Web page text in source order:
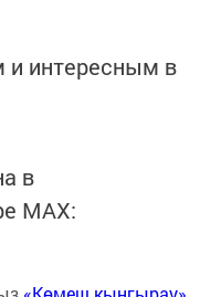
интересным в
в
MАХ: